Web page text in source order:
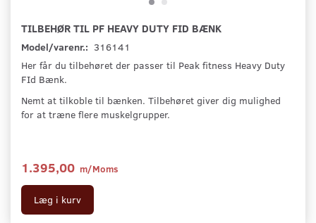
TILBEHØR TIL PF HEAVY DUTY FID BÆNK
Model/varenr.: 316141
Her får du tilbehøret der passer til Peak fitness Heavy Duty
FId Bænk.
Nemt at tilkoble til bænken. Tilbehøret giver dig mulighed
for at træne flere muskelgrupper.
1.395,00 m/Moms
Læg i kurv